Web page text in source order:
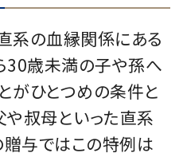
系の⾎縁関係にある
30歳未満の⼦や孫へ
がひとつめの条件と
や叔⺟といった直系
与ではこの特例は